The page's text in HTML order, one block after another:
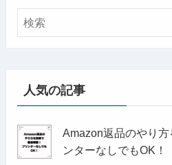
人気の記事
Amazon返品のやり
ンターなしでもOK！